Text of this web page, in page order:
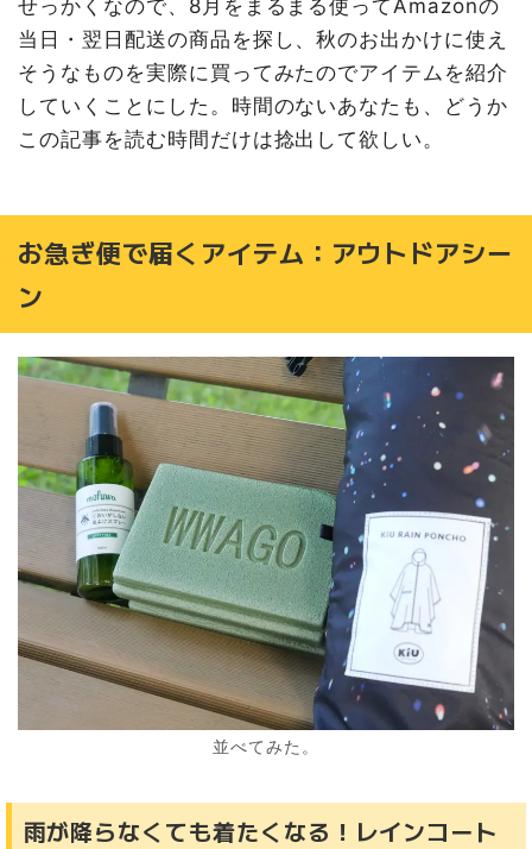
せっかくなので、8月をまるまる使ってAmazonの
当日・翌日配送の商品を探し、秋のお出かけに使え
そうなものを実際に買ってみたのでアイテムを紹介
していくことにした。時間のないあなたも、どうか
この記事を読む時間だけは捻出して欲しい。
お急ぎ便で届くアイテム：アウトドアシー
ン
並べてみた。
雨が降らなくても着たくなる！レインコート